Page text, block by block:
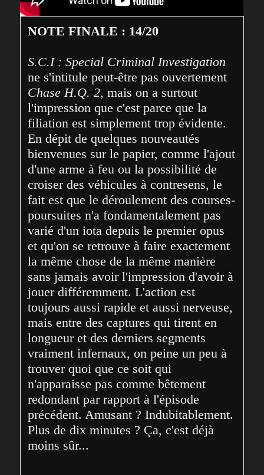
NOTE FINALE : 14/20
S.C.I : Special Criminal Investigation
Chase H.Q. 2, mais on a surtout
l'impression que c'est parce que la
filiation est simplement trop évidente.
En dépit de quelques nouveautés
bienvenues sur le papier, comme l'ajout
d'une arme à feu ou la possibilité de
croiser des véhicules à contresens, le
fait est que le déroulement des courses-
poursuites n'a fondamentalement pas
varié d'un iota depuis le premier opus
et qu'on se retrouve à faire exactement
la même chose de la même manière
sans jamais avoir l'impression d'avoir à
jouer différemment. L'action est
toujours aussi rapide et aussi nerveuse,
mais entre des captures qui tirent en
longueur et des derniers segments
vraiment infernaux, on peine un peu à
trouver quoi que ce soit qui
n'apparaisse pas comme bêtement
redondant par rapport à l'épisode
précédent. Amusant ? Indubitablement.
Plus de dix minutes ? Ça, c'est déjà
moins sûr...